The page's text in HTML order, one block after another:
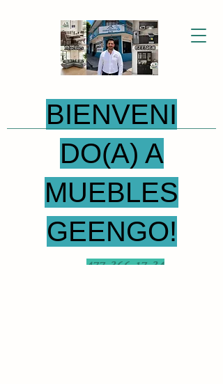
BIENVENI
DO(A) A
MUEBLES
GEENGO!
477-366-17-34